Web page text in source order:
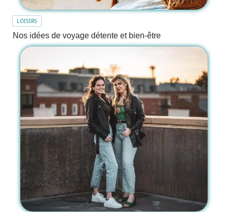
LOISIRS
Nos idées de voyage détente et bien-être